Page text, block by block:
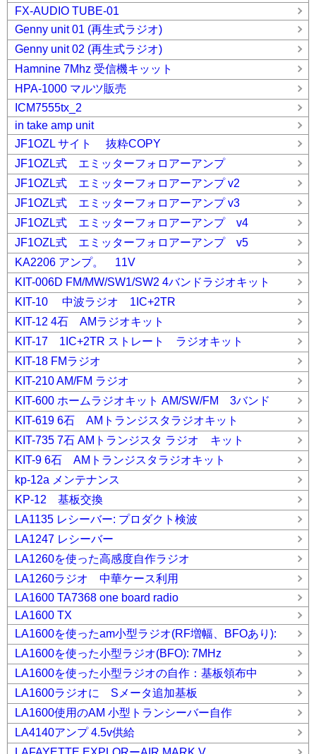
FX-AUDIO TUBE-01
Genny unit 01 (再生式ラジオ)
Genny unit 02 (再生式ラジオ)
Hamnine 7Mhz 受信機キッット
HPA-1000 マルツ販売
ICM7555tx_2
in take amp unit
JF1OZL サイト 抜粋COPY
JF1OZL式 エミッターフォロアーアンプ
JF1OZL式 エミッターフォロアーアンプ v2
JF1OZL式 エミッターフォロアーアンプ v3
JF1OZL式 エミッターフォロアーアンプ v4
JF1OZL式 エミッターフォロアーアンプ v5
KA2206 アンプ。 11V
KIT-006D FM/MW/SW1/SW2 4バンドラジオキット
KIT-10 中波ラジオ 1IC+2TR
KIT-12 4石 AMラジオキット
KIT-17 1IC+2TR ストレート ラジオキット
KIT-18 FMラジオ
KIT-210 AM/FM ラジオ
KIT-600 ホームラジオキット AM/SW/FM 3バンド
KIT-619 6石 AMトランジスタラジオキット
KIT-735 7石 AMトランジスタ ラジオ キット
KIT-9 6石 AMトランジスタラジオキット
kp-12a メンテナンス
KP-12 基板交換
LA1135 レシーバー: プロダクト検波
LA1247 レシーバー
LA1260を使った高感度自作ラジオ
LA1260ラジオ 中華ケース利用
LA1600 TA7368 one board radio
LA1600 TX
LA1600を使ったam小型ラジオ(RF増幅、BFOあり):
LA1600を使った小型ラジオ(BFO): 7MHz
LA1600を使った小型ラジオの自作：基板領布中
LA1600ラジオに Sメータ追加基板
LA1600使用のAM 小型トランシーバー自作
LA4140アンプ 4.5v供給